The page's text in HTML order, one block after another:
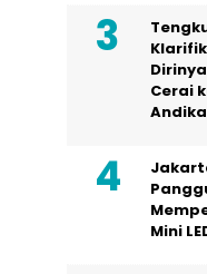
Cerai
Andika
Mini